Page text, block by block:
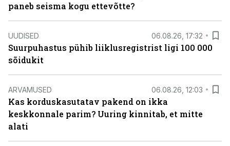
paneb seisma kogu ettevõtte?
UUDISED 06.08.26, 17:32
Suurpuhastus pühib liiklusregistrist ligi 100 000
sõidukit
ARVAMUSED 06.08.26, 12:03
Kas korduskasutatav pakend on ikka
keskkonnale parim? Uuring kinnitab, et mitte
alati